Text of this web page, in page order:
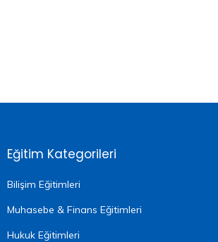
Eğitim Kategorileri
Bilişim Eğitimleri
Muhasebe & Finans Eğitimleri
Hukuk Eğitimleri